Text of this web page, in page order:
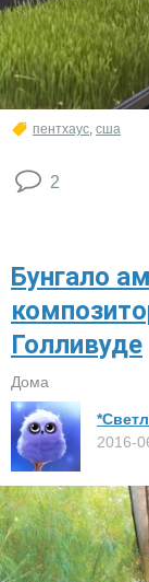
пентхаус, сша
2
Бунгало
Голливуде
Дома
2016-